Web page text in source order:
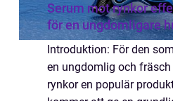
Serum mot rynkor effektiva lösningar
för en ungdomligare
Introduktion: För den
en ungdomlig och
rynkor en populär